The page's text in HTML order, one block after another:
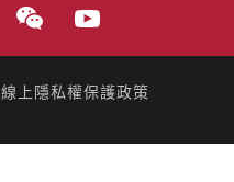
線上隱私權保護政策